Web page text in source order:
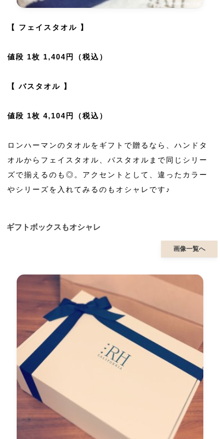
【 フェイスタオル 】
値段 1枚 1,404円（税込）
【 バスタオル 】
値段 1枚 4,104円（税込）
ロンハーマンのタオルをギフトで贈るなら、ハンドタ
オルからフェイスタオル、バスタオルまで同じシリー
ズで揃えるのも◎。アクセントとして、違ったカラー
やシリーズを入れてみるのもオシャレです♪
ギフトボックスもオシャレ
画像一覧へ